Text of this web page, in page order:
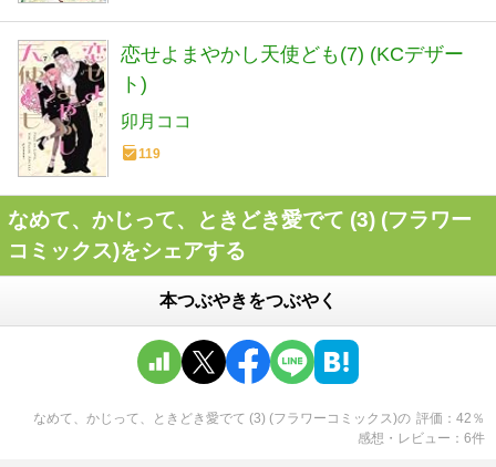
恋せよまやかし天使ども(7) (KCデザー
ト)
卯月ココ
119
なめて、かじって、ときどき愛でて (3) (フラワー
コミックス)をシェアする
本つぶやきをつぶやく
なめて、かじって、ときどき愛でて (3) (フラワーコミックス)の 評価 42 ％
感想・レビュー
6件